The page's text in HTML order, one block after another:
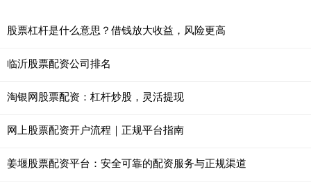
股票杠杆是什么意思？借钱放大收益，风险更高
临沂股票配资公司排名
淘银网股票配资：杠杆炒股，灵活提现
网上股票配资开户流程｜正规平台指南
姜堰股票配资平台：安全可靠的配资服务与正规渠道